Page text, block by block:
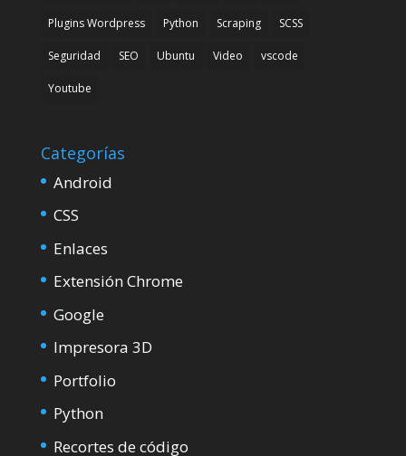
Plugins Wordpress Python Scraping SCSS
Seguridad SEO Ubuntu Video vscode
Youtube
Categorías
Android
CSS
Enlaces
Extensión Chrome
Google
Impresora 3D
Portfolio
Python
Recortes de código